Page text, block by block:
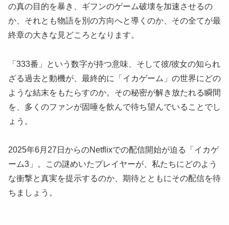
の真の目的を暴き、ギフンのゲーム破壊を加速させるの
か、それとも物語を別の方向へと導くのか、その全てが最
終章の大きな見どころとなります。
「333番」という数字が持つ意味、そして彼/彼女の知られ
ざる過去と動機が、最終的に「イカゲーム」の世界にどの
ような結末をもたらすのか。その秘密が解き放たれる瞬間
を、多くのファンが固唾を飲んで待ち望んでいることでし
ょう。
2025年6月27日からのNetflixでの配信開始が迫る「イカゲ
ーム3」。この謎めいたプレイヤーが、私たちにどのよう
な衝撃と真実を提示するのか、期待とともにその配信を待
ちましょう。